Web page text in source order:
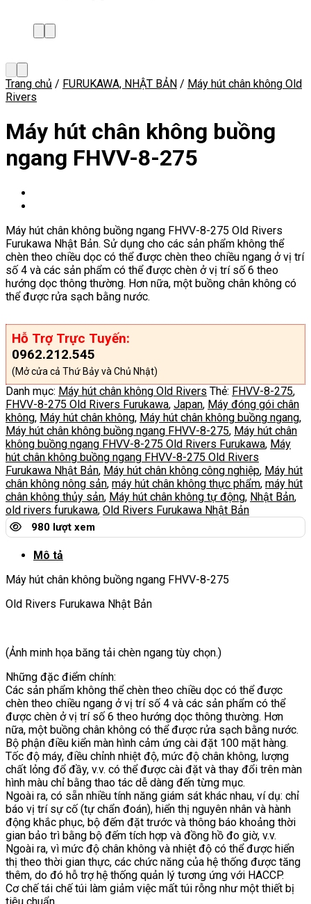
Trang chủ / FURUKAWA, NHẬT BẢN / Máy hút chân không Old
Rivers
Máy hút chân không buồng
ngang FHVV-8-275
Máy hút chân không buồng ngang FHVV-8-275 Old Rivers
Furukawa Nhật Bản. Sử dụng cho các sản phẩm không thể
chèn theo chiều dọc có thể được chèn theo chiều ngang ở vị trí
số 4 và các sản phẩm có thể được chèn ở vị trí số 6 theo
hướng dọc thông thường. Hơn nữa, một buồng chân không có
thể được rửa sạch bằng nước.
Hỗ Trợ Trực Tuyến:
0962.212.545
(Mở cửa cả Thứ Bảy và Chủ Nhật)
Danh mục: Máy hút chân không Old Rivers Thẻ: FHVV-8-275,
FHVV-8-275 Old Rivers Furukawa, Japan, Máy đóng gói chân
không, Máy hút chân không, Máy hút chân không buồng ngang,
Máy hút chân không buồng ngang FHVV-8-275, Máy hút chân
không buồng ngang FHVV-8-275 Old Rivers Furukawa, Máy
hút chân không buồng ngang FHVV-8-275 Old Rivers
Furukawa Nhật Bản, Máy hút chân không công nghiệp, Máy hút
chân không nông sản, máy hút chân không thực phẩm, máy hút
chân không thủy sản, Máy hút chân không tự động, Nhật Bản,
old rivers furukawa, Old Rivers Furukawa Nhật Bản
980 lượt xem
Mô tả
Máy hút chân không buồng ngang FHVV-8-275
Old Rivers Furukawa Nhật Bản
(Ảnh minh họa băng tải chèn ngang tùy chọn.)
Những đặc điểm chính:
Các sản phẩm không thể chèn theo chiều dọc có thể được
chèn theo chiều ngang ở vị trí số 4 và các sản phẩm có thể
được chèn ở vị trí số 6 theo hướng dọc thông thường. Hơn
nữa, một buồng chân không có thể được rửa sạch bằng nước.
Bộ phận điều kiển màn hình cảm ứng cài đặt 100 mặt hàng.
Tốc độ máy, điều chỉnh nhiệt độ, mức độ chân không, lượng
chất lỏng đổ đầy, v.v. có thể được cài đặt và thay đổi trên màn
hình màu chỉ bằng thao tác dễ dàng đến từng mục.
Ngoài ra, có sẵn nhiều tính năng giám sát khác nhau, ví dụ: chỉ
báo vị trí sự cố (tự chẩn đoán), hiển thị nguyên nhân và hành
động khắc phục, bộ đếm đặt trước và thông báo khoảng thời
gian bảo trì bằng bộ đếm tích hợp và đồng hồ đo giờ, v.v.
Ngoài ra, vì mức độ chân không và nhiệt độ có thể được hiển
thị theo thời gian thực, các chức năng của hệ thống được tăng
thêm, do đó hỗ trợ hệ thống quản lý tương ứng với HACCP.
Cơ chế tái chế túi làm giảm việc mất túi rỗng như một thiết bị